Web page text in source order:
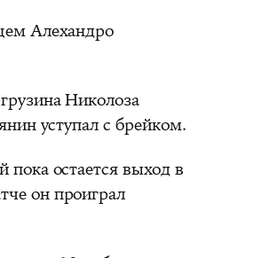
Алехандро
Николоза
уступал с брейком.
пока остается выход в
он проиграл